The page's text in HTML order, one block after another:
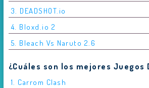
3. DEADSHOT.io
4. Bloxd.io 2
5. Bleach Vs Naruto 2.6
¿Cuáles son los mejores Juegos
1. Carrom Clash